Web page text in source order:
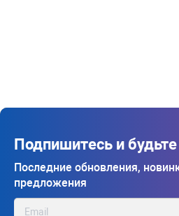
Подпишитесь и будьте
Последние обновления,
предложения